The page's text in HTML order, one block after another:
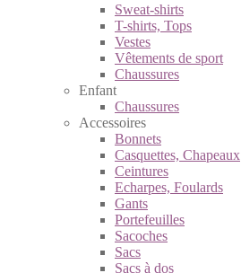
Sweat-shirts
T-shirts, Tops
Vestes
Vêtements de sport
Chaussures
Enfant
Chaussures
Accessoires
Bonnets
Casquettes, Chapeaux
Ceintures
Echarpes, Foulards
Gants
Portefeuilles
Sacoches
Sacs
Sacs à dos